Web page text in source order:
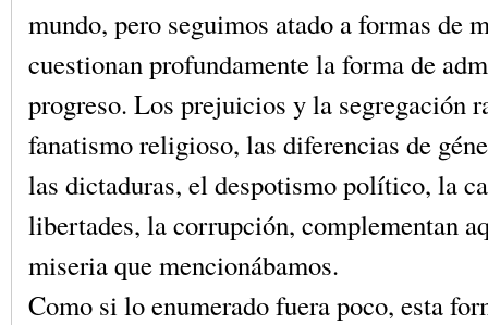
mundo, pero seguimos atado a formas de
cuestionan profundamente la forma de
progreso. Los prejuicios y la segregación
fanatismo religioso, las diferencias de
las dictaduras, el despotismo político, la
libertades, la corrupción, complementan
miseria que mencionábamos.
Como si lo enumerado fuera poco, esta